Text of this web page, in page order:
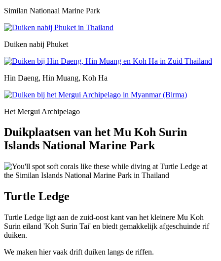
Similan Nationaal Marine Park
Duiken nabij Phuket
Hin Daeng, Hin Muang, Koh Ha
Het Mergui Archipelago
Duikplaatsen van het Mu Koh Surin
Islands National Marine Park
Turtle Ledge
Turtle Ledge ligt aan de zuid-oost kant van het kleinere Mu Koh
Surin eiland 'Koh Surin Tai' en biedt gemakkelijk afgeschuinde rif
duiken.
We maken hier vaak drift duiken langs de riffen.